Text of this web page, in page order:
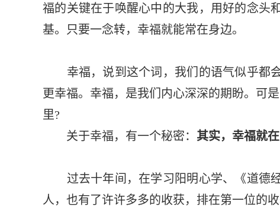
福的关键在于唤醒心中的大我，用好的念头
基。只要一念转，幸福就能常在身边。
幸福，说到这个词，我们的语气似乎都
更幸福。幸福，是我们内心深深的期盼。可
里?
关于幸福，有一个秘密： 其实，幸福就在
过去十年间，在学习阳明心学、《道德
人，也有了许许多多的收获，排在第一位的收